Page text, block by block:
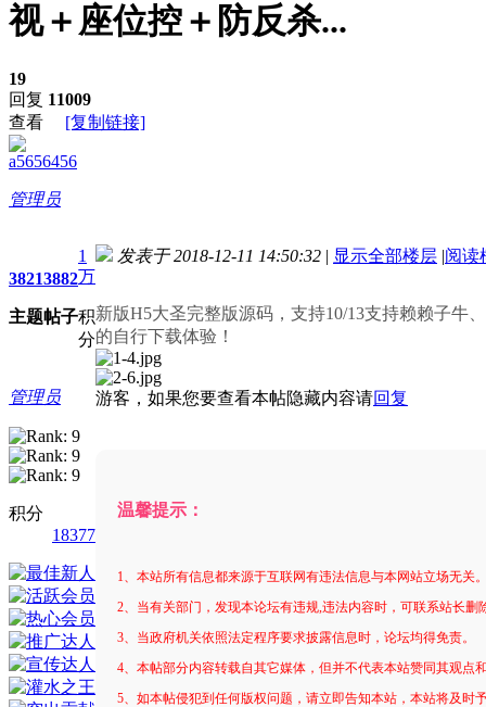
视＋座位控＋防反杀...
19
回复 11009
查看
[复制链接]
a5656456
管理员
3821
主题
3882
帖子
1
万
积
分
管理员
积分
18377
发表于 2018-12-11 14:50:32 | 显示全部楼层 |阅读
新版H5大圣完整版源码，支持10/13支持赖赖子牛
的自行下载体验！
游客，如果您要查看本帖隐藏内容请回复
温馨提示：
1、本站所有信息都来源于互联网有违法信息与本网站立场无关
2、当有关部门，发现本论坛有违规,违法内容时，可联系站长删
3、当政府机关依照法定程序要求披露信息时，论坛均得免责。
4、本帖部分内容转载自其它媒体，但并不代表本站赞同其观点
5、如本帖侵犯到任何版权问题，请立即告知本站，本站将及时